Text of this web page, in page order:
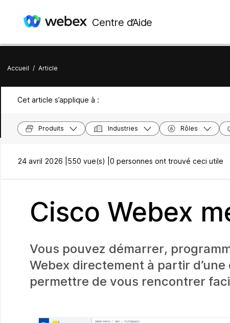
Centre d’Aide
Accueil / Article
Cet article s’applique à :
Produits Industries Rôles
24 avril 2026 | 550 vue(s) | 0 personnes ont trouvé ceci utile
Cisco Webex
Vous pouvez démarrer,
Webex directement à partir
permettre de vous rencontrer